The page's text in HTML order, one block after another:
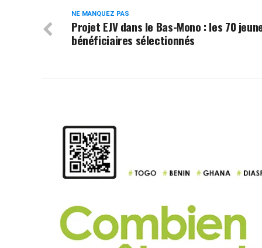
NE MANQUEZ PAS
Projet EJV dans le Bas-Mono : les 70
bénéficiaires sélectionnés